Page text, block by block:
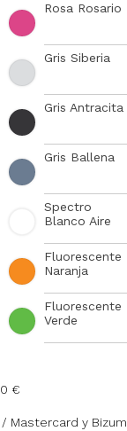
Rosa Rosario
Gris Siberia
Gris Antracita
Gris Ballena
Spectro
Blanco Aire
Fluorescente
Naranja
Fluorescente
Verde
€
Mastercard y Bizum